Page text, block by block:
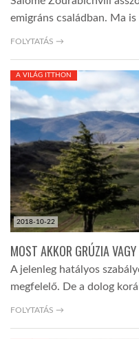
emigráns családban. Ma
FOLYTATÁS →
2018-10-22
A VILÁG ITTHON
MOST AKKOR GRÚZIA
A jelenleg hatályos
megfelelő. De a dolog
FOLYTATÁS →